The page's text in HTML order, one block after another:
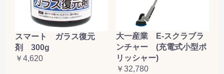
スマート ガラス復元
剤 300g
￥4,620
大一産業 E-スクラブラ
ンチャー (充電式小型ポ
リッシャー)
￥32,780